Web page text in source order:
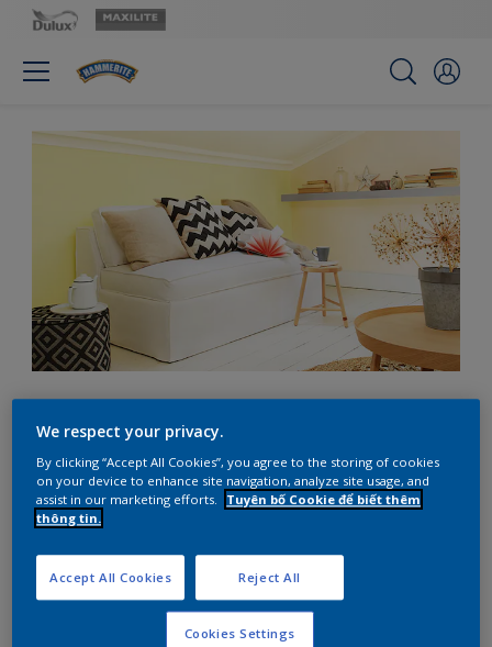
Choáng ngợp với màu
vàng tươi
Gây ấn tượng với những sắc thái vui mắt của màu
vàng tươi.
We respect your privacy.
By clicking “Accept All Cookies”, you agree to the storing of cookies
on your device to enhance site navigation, analyze site usage, and
assist in our marketing efforts.
Tuyên bố Cookie để biết thêm
thông tin.
Reject All
Accept All Cookies
Cookies Settings